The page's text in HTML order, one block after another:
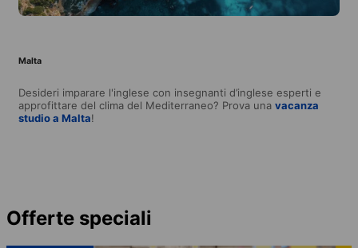
Malta
Desideri imparare l'inglese con insegnanti d’inglese esperti e
approfittare del clima del Mediterraneo? Prova una vacanza
studio a Malta!
Offerte speciali